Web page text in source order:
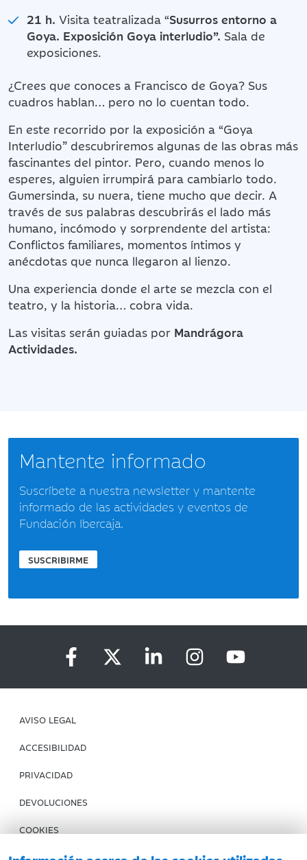
21 h. Visita teatralizada “Susurros entorno a
Goya. Exposición Goya interludio”. Sala de
exposiciones.
¿Crees que conoces a Francisco de Goya? Sus
cuadros hablan… pero no lo cuentan todo.
En este recorrido por la exposición a “Goya
Interludio” descubriremos algunas de las obras más
fascinantes del pintor. Pero, cuando menos lo
esperes, alguien irrumpirá para cambiarlo todo.
Gumersinda, su nuera, tiene mucho que decir. A
través de sus palabras descubrirás el lado más
humano, incómodo y sorprendente del artista:
Conflictos familiares, momentos íntimos y
anécdotas que nunca llegaron al lienzo.
Una experiencia donde el arte se mezcla con el
teatro, y la historia… cobra vida.
Las visitas serán guiadas por Mandrágora
Actividades.
Mantente informado
Suscríbete a nuestra newsletter y mantente
informado de las actividades y eventos de
Fundación Ibercaja.
SUSCRIBIRME
AVISO LEGAL
ACCESIBILIDAD
PRIVACIDAD
DEVOLUCIONES
COOKIES
CONDICIONES DE COMPRA